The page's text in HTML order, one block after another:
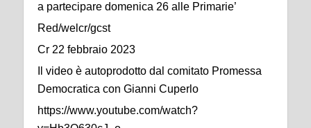
a partecipare domenica 26 alle Primarie’
Red/welcr/gcst
Cr 22 febbraio 2023
Il video è autoprodotto dal comitato Promessa
Democratica con Gianni Cuperlo
https://www.youtube.com/watch?